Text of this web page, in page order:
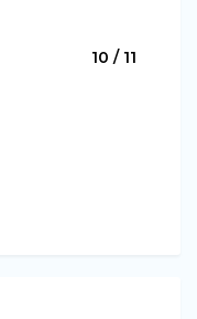
10 / 11